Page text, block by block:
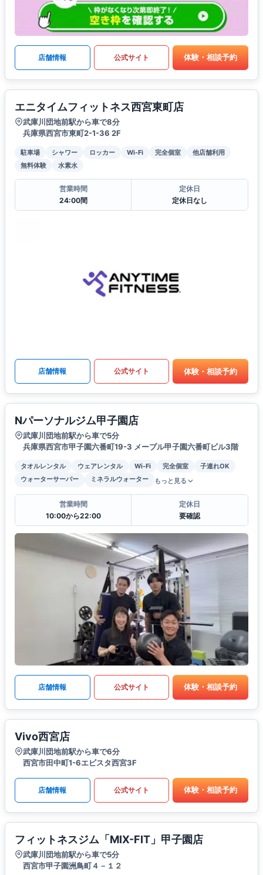
店舗情報 公式サイト 体験・相談予約
エニタイムフィットネス西宮東町店
武庫川団地前駅から車で8分
兵庫県西宮市東町2-1-36 2F
駐車場 シャワー ロッカー Wi-Fi 完全個室
他店舗利用
無料体験
水素水
営業時間
24:00間
定休日
定休日なし
店舗情報 公式サイト 体験・相談予約
Nパーソナルジム甲子園店
武庫川団地前駅から車で5分
兵庫県西宮市甲子園六番町19-3 メープル甲子園六番町ビル3階
タオルレンタル ウェアレンタル Wi-Fi 完全個室
子連れOK
ウォーターサーバー
ミネラルウォーター もっと見る
営業時間
10:00から22:00
定休日
要確認
店舗情報 公式サイト 体験・相談予約
Vivo西宮店
武庫川団地前駅から車で6分
西宮市田中町1-6エビスタ西宮3F
店舗情報 公式サイト 体験・相談予約
フィットネスジム「MIX-FIT」甲子園店
武庫川団地前駅から車で5分
西宮市甲子園洲鳥町４－１２